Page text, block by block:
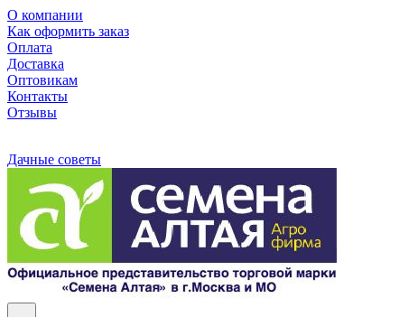
О компании
Как оформить заказ
Оплата
Доставка
Оптовикам
Контакты
Отзывы
Дачные советы